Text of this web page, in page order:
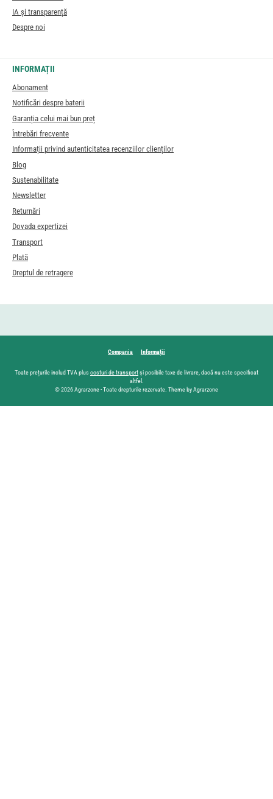
IA și transparență
Despre noi
INFORMAȚII
Abonament
Notificări despre baterii
Garanția celui mai bun preț
Întrebări frecvente
Informații privind autenticitatea recenziilor clienților
Blog
Sustenabilitate
Newsletter
Returnări
Dovada expertizei
Transport
Plată
Dreptul de retragere
Compania Informații
Toate prețurile includ TVA plus costuri de transportși posibile taxe de livrare, dacă nu este specificat
altfel.
© 2026 Agrarzone - Toate drepturile rezervate. Theme by Agrarzone